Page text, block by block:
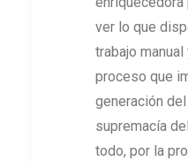
ver lo que
trabajo
proceso que
generación
supremacía
todo, por la